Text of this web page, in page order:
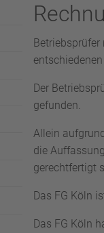
Der
gefunden.
Allein
die
gerechtfertigt
Das FG Köln
Das FG Köln